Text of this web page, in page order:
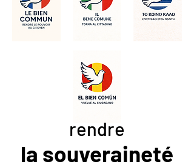
rendre
la souveraineté